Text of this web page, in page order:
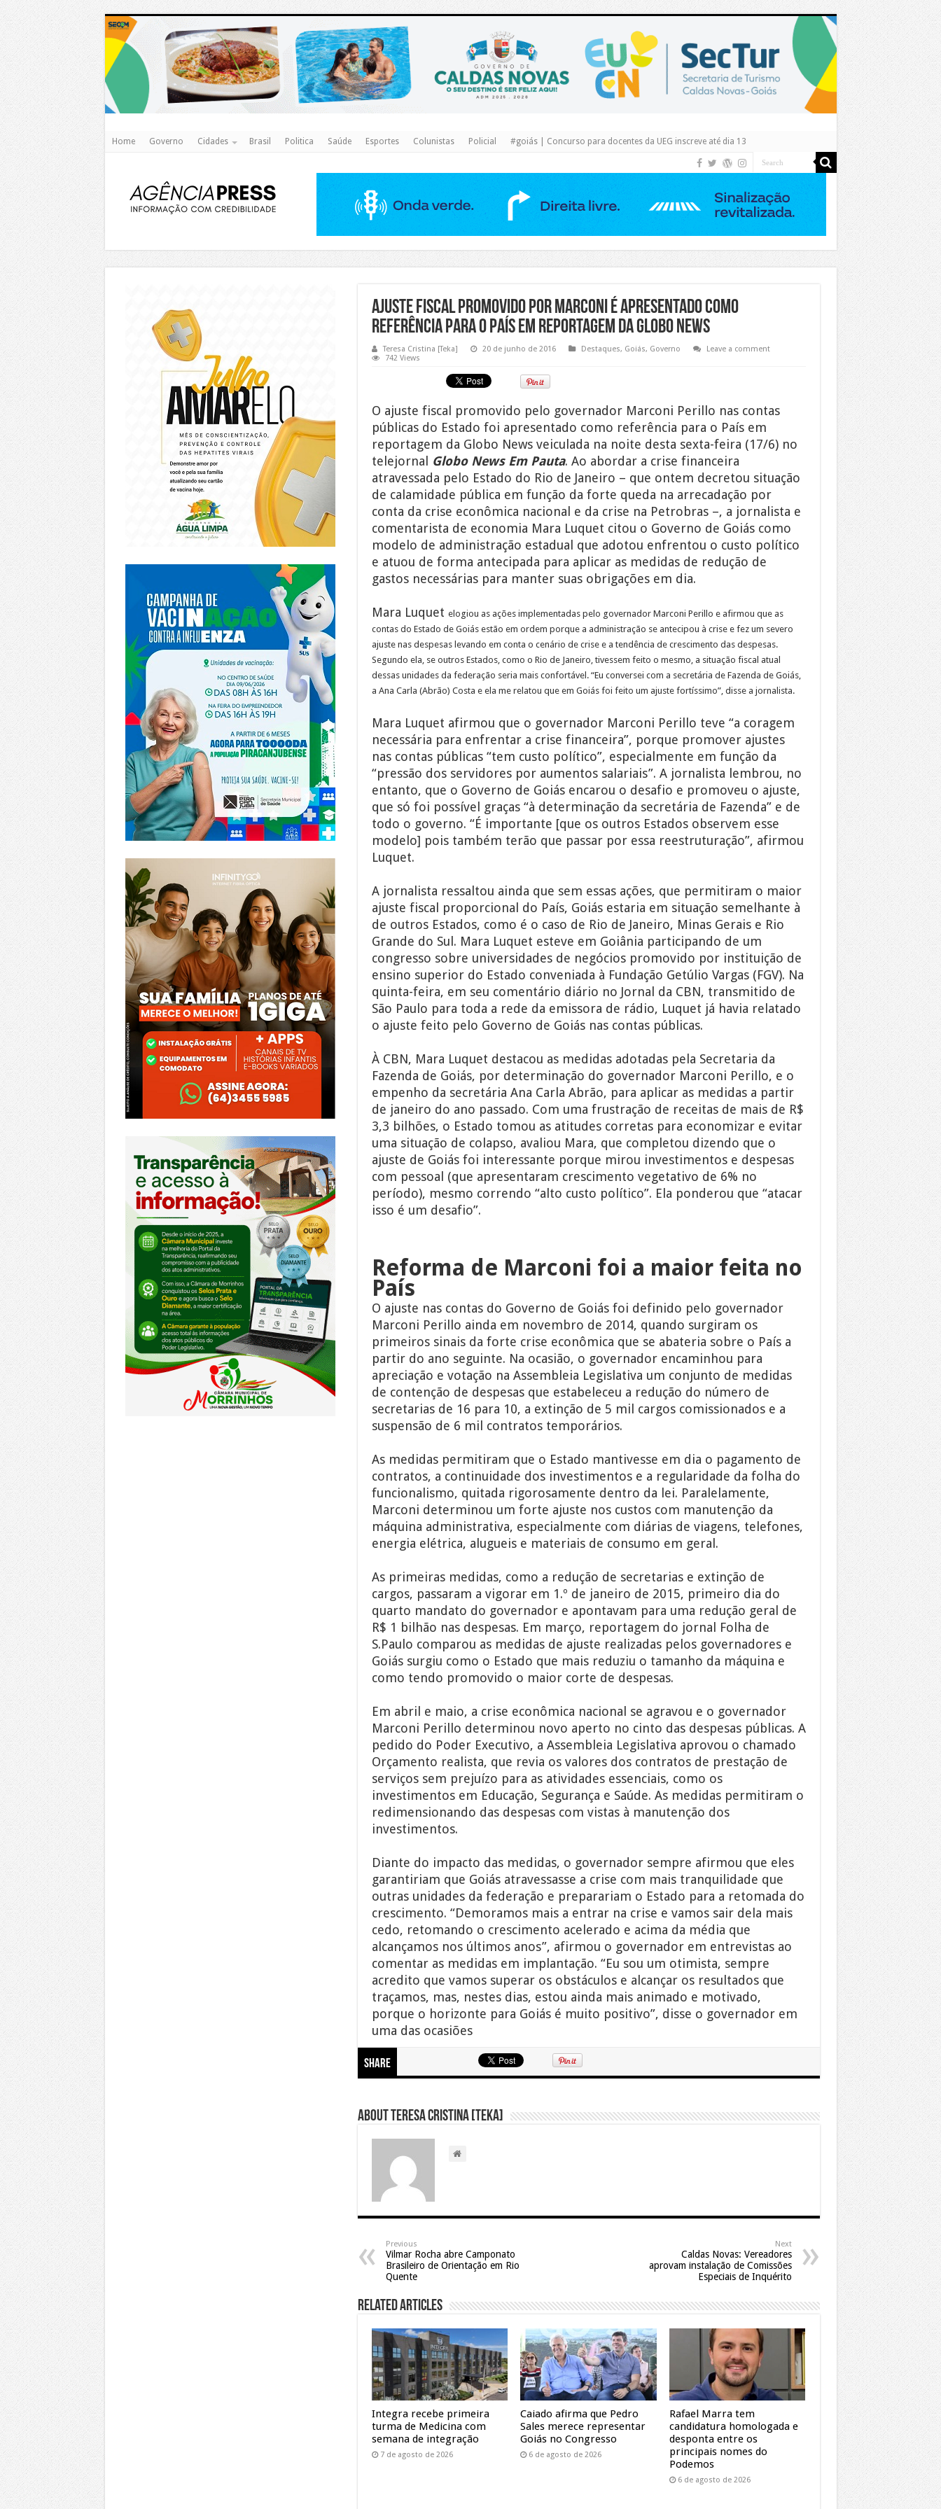
https://www.caldasnovas.go.gov.br/
Home Governo Cidades Brasil Politica Saúde Esportes Colunistas Policial #goiás | Concurso para docentes da UEG inscreve até dia 13
Ajuste fiscal promovido por Marconi é apresentado como
referência para o País em reportagem da Globo News
Teresa Cristina [Teka] 20 de junho de 2016 Destaques, Goiás, Governo
Leave a comment
742 Views
O ajuste fiscal promovido pelo governador Marconi Perillo nas contas
públicas do Estado foi apresentado como referência para o País em
reportagem da Globo News veiculada na noite desta sexta-feira (17/6) no
telejornal
Globo News Em Pauta. Ao abordar a crise financeira
atravessada pelo Estado do Rio de Janeiro – que ontem decretou situação
de calamidade pública em função da forte queda na arrecadação por
conta da crise econômica nacional e da crise na Petrobras –, a jornalista e
comentarista de economia Mara Luquet citou o Governo de Goiás como
modelo de administração estadual que adotou enfrentou o custo político
e atuou de forma antecipada para aplicar as medidas de redução de
gastos necessárias para manter suas obrigações em dia.
Mara Luquet elogiou as ações implementadas pelo governador Marconi Perillo e afirmou que as
contas do Estado de Goiás estão em ordem porque a administração se antecipou à crise e fez um severo
ajuste nas despesas levando em conta o cenário de crise e a tendência de crescimento das despesas.
Segundo ela, se outros Estados, como o Rio de Janeiro, tivessem feito o mesmo, a situação fiscal atual
dessas unidades da federação seria mais confortável. “Eu conversei com a secretária de Fazenda de Goiás,
a Ana Carla (Abrão) Costa e ela me relatou que em Goiás foi feito um ajuste fortíssimo”, disse a jornalista.
Mara Luquet afirmou que o governador Marconi Perillo teve “a coragem
necessária para enfrentar a crise financeira”, porque promover ajustes
nas contas públicas “tem custo político”, especialmente em função da
“pressão dos servidores por aumentos salariais”. A jornalista lembrou, no
entanto, que o Governo de Goiás encarou o desafio e promoveu o ajuste,
que só foi possível graças “à determinação da secretária de Fazenda” e de
todo o governo. “É importante [que os outros Estados observem esse
modelo] pois também terão que passar por essa reestruturação”, afirmou
Luquet.
A jornalista ressaltou ainda que sem essas ações, que permitiram o maior
ajuste fiscal proporcional do País, Goiás estaria em situação semelhante à
de outros Estados, como é o caso de Rio de Janeiro, Minas Gerais e Rio
Grande do Sul. Mara Luquet esteve em Goiânia participando de um
congresso sobre universidades de negócios promovido por instituição de
ensino superior do Estado conveniada à Fundação Getúlio Vargas (FGV). Na
quinta-feira, em seu comentário diário no Jornal da CBN, transmitido de
São Paulo para toda a rede da emissora de rádio, Luquet já havia relatado
o ajuste feito pelo Governo de Goiás nas contas públicas.
À CBN, Mara Luquet destacou as medidas adotadas pela Secretaria da
Fazenda de Goiás, por determinação do governador Marconi Perillo, e o
empenho da secretária Ana Carla Abrão, para aplicar as medidas a partir
de janeiro do ano passado. Com uma frustração de receitas de mais de R$
3,3 bilhões, o Estado tomou as atitudes corretas para economizar e evitar
uma situação de colapso, avaliou Mara, que completou dizendo que o
ajuste de Goiás foi interessante porque mirou investimentos e despesas
com pessoal (que apresentaram crescimento vegetativo de 6% no
período), mesmo correndo “alto custo político”. Ela ponderou que “atacar
isso é um desafio”.
Reforma de Marconi foi a maior feita no
País
O ajuste nas contas do Governo de Goiás foi definido pelo governador
Marconi Perillo ainda em novembro de 2014, quando surgiram os
primeiros sinais da forte crise econômica que se abateria sobre o País a
partir do ano seguinte. Na ocasião, o governador encaminhou para
apreciação e votação na Assembleia Legislativa um conjunto de medidas
de contenção de despesas que estabeleceu a redução do número de
secretarias de 16 para 10, a extinção de 5 mil cargos comissionados e a
suspensão de 6 mil contratos temporários.
As medidas permitiram que o Estado mantivesse em dia o pagamento de
contratos, a continuidade dos investimentos e a regularidade da folha do
funcionalismo, quitada rigorosamente dentro da lei. Paralelamente,
Marconi determinou um forte ajuste nos custos com manutenção da
máquina administrativa, especialmente com diárias de viagens, telefones,
energia elétrica, alugueis e materiais de consumo em geral.
As primeiras medidas, como a redução de secretarias e extinção de
cargos, passaram a vigorar em 1.º de janeiro de 2015, primeiro dia do
quarto mandato do governador e apontavam para uma redução geral de
R$ 1 bilhão nas despesas. Em março, reportagem do jornal Folha de
S.Paulo comparou as medidas de ajuste realizadas pelos governadores e
Goiás surgiu como o Estado que mais reduziu o tamanho da máquina e
como tendo promovido o maior corte de despesas.
Em abril e maio, a crise econômica nacional se agravou e o governador
Marconi Perillo determinou novo aperto no cinto das despesas públicas. A
pedido do Poder Executivo, a Assembleia Legislativa aprovou o chamado
Orçamento realista, que revia os valores dos contratos de prestação de
serviços sem prejuízo para as atividades essenciais, como os
investimentos em Educação, Segurança e Saúde. As medidas permitiram o
redimensionando das despesas com vistas à manutenção dos
investimentos.
Diante do impacto das medidas, o governador sempre afirmou que eles
garantiriam que Goiás atravessasse a crise com mais tranquilidade que
outras unidades da federação e preparariam o Estado para a retomada do
crescimento. “Demoramos mais a entrar na crise e vamos sair dela mais
cedo, retomando o crescimento acelerado e acima da média que
alcançamos nos últimos anos”, afirmou o governador em entrevistas ao
comentar as medidas em implantação. “Eu sou um otimista, sempre
acredito que vamos superar os obstáculos e alcançar os resultados que
traçamos, mas, nestes dias, estou ainda mais animado e motivado,
porque o horizonte para Goiás é muito positivo”, disse o governador em
uma das ocasiões
Share
About Teresa Cristina [Teka]
Previous
Vilmar Rocha abre Camponato
Brasileiro de Orientação em Rio
Quente
Next
Caldas Novas: Vereadores
aprovam instalação de Comissões
Especiais de Inquérito
Related Articles
Integra recebe primeira
turma de Medicina com
semana de integração
7 de agosto de 2026
Caiado afirma que Pedro
Sales merece representar
Goiás no Congresso
6 de agosto de 2026
Rafael Marra tem
candidatura homologada e
desponta entre os
principais nomes do
Podemos
6 de agosto de 2026
https://piracanjuba.go.gov.br/
https://www.infinitygo.com.br/
https://morrinhos.go.leg.br/